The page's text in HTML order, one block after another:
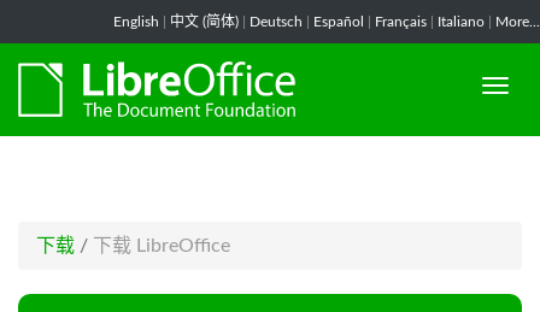
English 中文 (简体) Deutsch Español Français Italiano More...
下载 / 下载 LibreOffice